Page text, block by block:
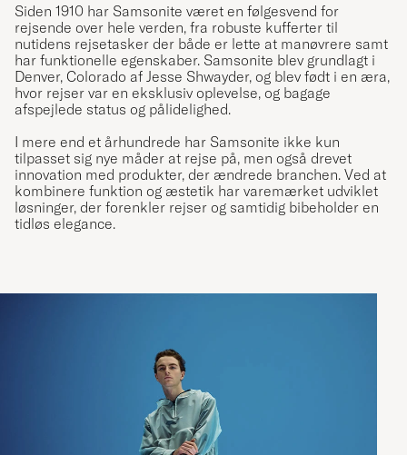
Siden 1910 har Samsonite været en følgesvend for
rejsende over hele verden, fra robuste kufferter til
nutidens rejsetasker der både er lette at manøvrere samt
har funktionelle egenskaber. Samsonite blev grundlagt i
Denver, Colorado af Jesse Shwayder, og blev født i en æra,
hvor rejser var en eksklusiv oplevelse, og bagage
afspejlede status og pålidelighed.
I mere end et århundrede har Samsonite ikke kun
tilpasset sig nye måder at rejse på, men også drevet
innovation med produkter, der ændrede branchen. Ved at
kombinere funktion og æstetik har varemærket udviklet
løsninger, der forenkler rejser og samtidig bibeholder en
tidløs elegance.